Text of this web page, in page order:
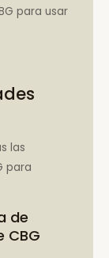
para usar
las
para
de
CBG